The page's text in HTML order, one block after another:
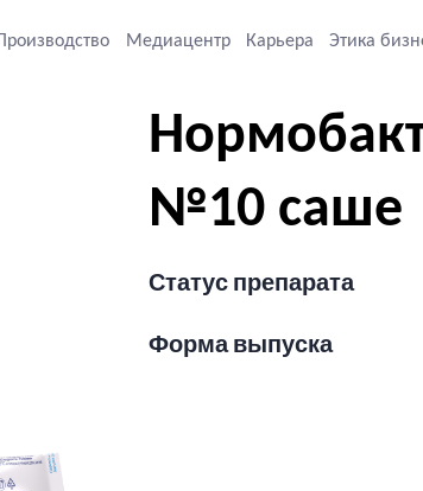
Производство Медиацентр Карьера Этика
№10 саше
Статус препарата
Форма выпуска